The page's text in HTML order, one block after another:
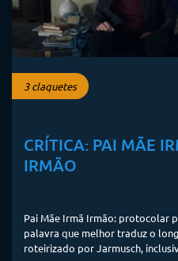
3 claquetes
CRÍTICA: PAI MÃE
IRMÃO
Pai Mãe Irmã Irmão: protocolar
palavra que melhor traduz o
roteirizado por Jarmusch,